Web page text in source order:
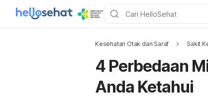
Kesehatan Otak dan Saraf Sakit
4 Perbedaan
Anda Ketahui